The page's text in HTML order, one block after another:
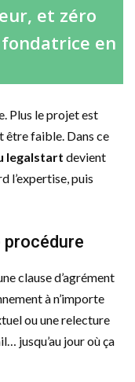
et zéro
en
Plus le projet est
être faible. Dans ce
legalstart devient
l’expertise, puis
procédure
clause d’agrément
à n’importe
ou une relecture
jusqu’au jour où ça